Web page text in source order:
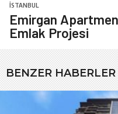
İSTANBUL
Emirgan
Emlak Projesi
BENZER HABERLER